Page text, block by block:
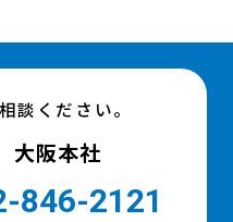
談ください。
大阪本社
846-2121